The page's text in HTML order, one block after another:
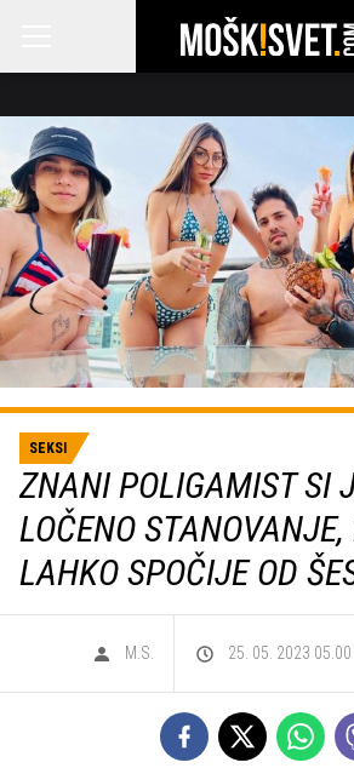
SEKSI
ZNANI POLIGAMIST SI
LOČENO
LAHKO SPOČIJE OD
M.S. 25. 05. 2023 05.00